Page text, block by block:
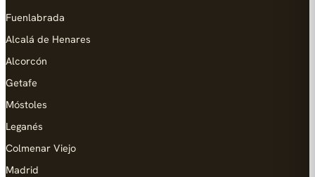
Fuenlabrada
Alcalá de Henares
Alcorcón
Getafe
Móstoles
Leganés
Colmenar Viejo
Madrid